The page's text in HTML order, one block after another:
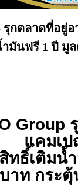
รุกตลาดที่อยู่
มันฟรี 1 ปี มูล
Group
แคมเป
ทธิ์เติมน้
บาท กระตุ้